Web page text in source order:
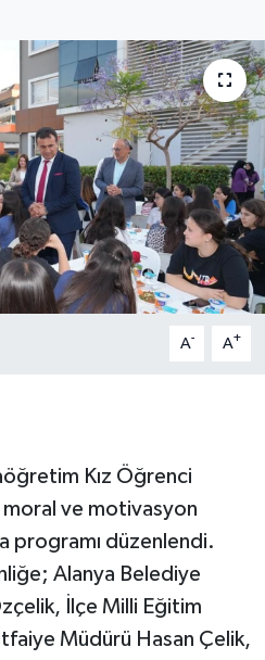
A- A+
Kız Öğrenci
ve motivasyon
programı düzenlendi.
Alanya Belediye
İlçe Milli Eğitim
Müdürü Hasan Çelik,